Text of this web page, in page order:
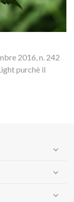
2016, n. 242
purchè il
expand_more
expand_more
expand_more